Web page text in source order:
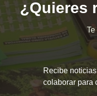
¿Quieres
Recibe
colaborar para